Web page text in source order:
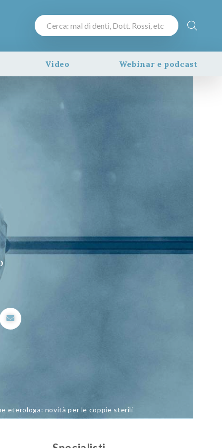
Video Webinar e podcast
eterologa: novità per le coppie sterili